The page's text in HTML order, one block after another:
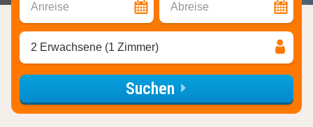
Anreise Abreise
2 Erwachsene (1 Zimmer)
Suchen